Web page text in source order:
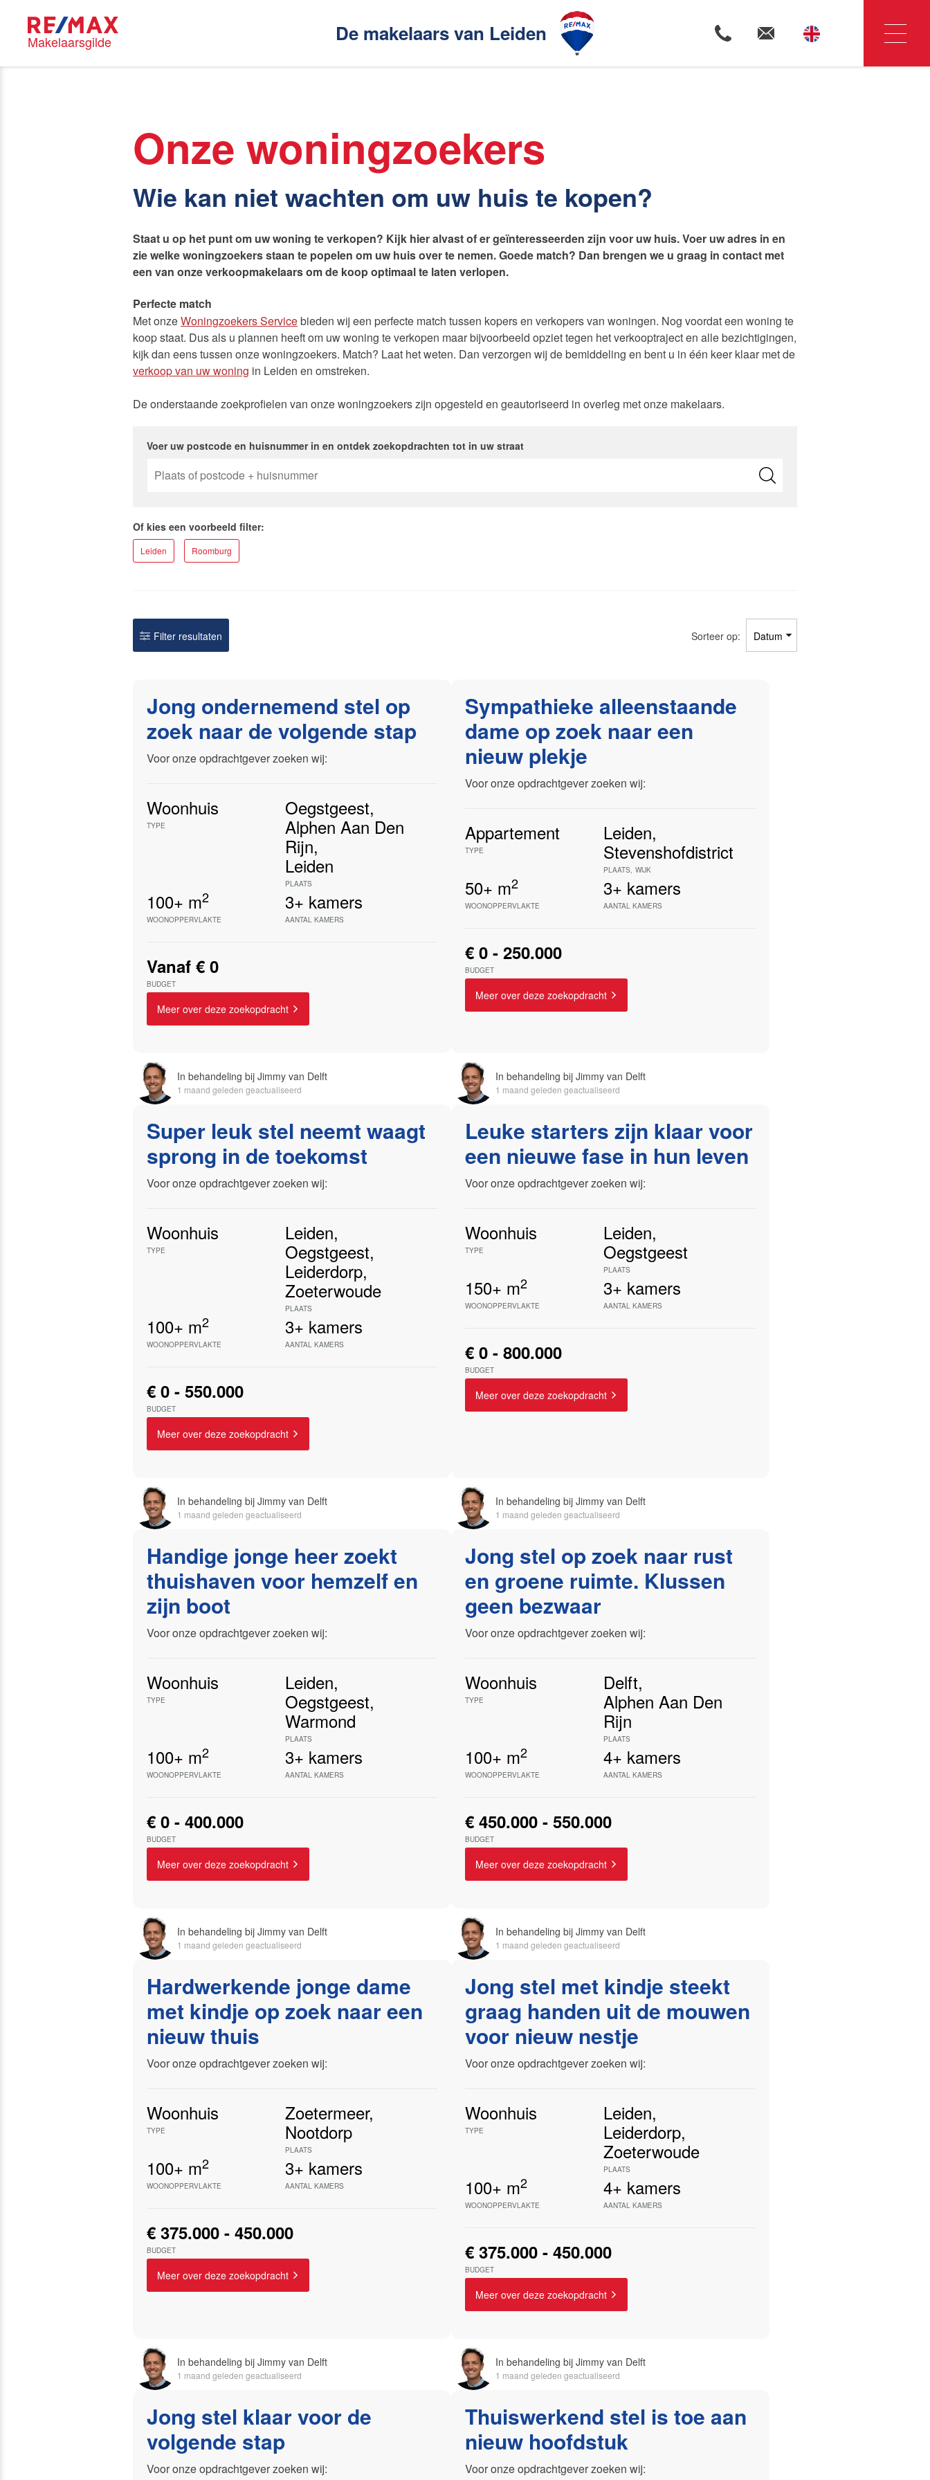
Makelaarsgilde De makelaars van Leiden
Huis kopen Huis verhuren Huis huren
Onze diensten Contact Zelfstandig makelaar worden
Nieuwe kansen voor
starters op de Leidse
Vincent de Vos
Onze woningzoekers
Wie kan niet wachten om uw huis te kopen?
Staat u op het punt om uw woning te verkopen? Kijk hier alvast of er geïnteresseerden zijn voor uw huis. Voer uw adres in en
zie welke woningzoekers staan te popelen om uw huis over te nemen. Goede match? Dan brengen we u graag in contact met
een van onze verkoopmakelaars om de koop optimaal te laten verlopen.
Perfecte match
Met onzeWoningzoekers Servicebieden wij een perfecte match tussen kopers en verkopers van woningen. Nog voordat een woning te
koop staat. Dus als u plannen heeft om uw woning te verkopen maar bijvoorbeeld opziet tegen het verkooptraject en alle bezichtigingen,
kijk dan eens tussen onze woningzoekers. Match? Laat het weten. Dan verzorgen wij de bemiddeling en bent u in één keer klaar met de
verkoop van uw woning in Leiden en omstreken.
De onderstaande zoekprofielen van onze woningzoekers zijn opgesteld en geautoriseerd in overleg met onze makelaars.
Voer uw postcode en huisnummer in en ontdek zoekopdrachten tot in uw straat
Of kies een voorbeeld filter:
Leiden Roomburg
Filter resultaten Sorteer op:
Jong ondernemend stel op
zoek naar de volgende stap
Voor onze opdrachtgever zoeken wij:
Woonhuis
TYPE
Oegstgeest,
Alphen Aan Den
Rijn,
Leiden
PLAATS
100+ m2
WOONOPPERVLAKTE
3+ kamers
AANTAL KAMERS
Vanaf € 0
BUDGET
Meer over deze zoekopdracht
In behandeling bij Jimmy van Delft
1 maand geleden geactualiseerd
Sympathieke alleenstaande
dame op zoek naar een
nieuw plekje
Voor onze opdrachtgever zoeken wij:
Appartement
TYPE
Leiden,
Stevenshofdistrict
PLAATS, WIJK
50+ m2
WOONOPPERVLAKTE
3+ kamers
AANTAL KAMERS
€ 0 - 250.000
BUDGET
Meer over deze zoekopdracht
In behandeling bij Jimmy van Delft
1 maand geleden geactualiseerd
Super leuk stel neemt waagt
sprong in de toekomst
Voor onze opdrachtgever zoeken wij:
Woonhuis
TYPE
Leiden,
Oegstgeest,
Leiderdorp,
Zoeterwoude
PLAATS
100+ m2
WOONOPPERVLAKTE
3+ kamers
AANTAL KAMERS
€ 0 - 550.000
BUDGET
Meer over deze zoekopdracht
In behandeling bij Jimmy van Delft
1 maand geleden geactualiseerd
Leuke starters zijn klaar voor
een nieuwe fase in hun leven
Voor onze opdrachtgever zoeken wij:
Woonhuis
TYPE
Leiden,
Oegstgeest
PLAATS
150+ m2
WOONOPPERVLAKTE
3+ kamers
AANTAL KAMERS
€ 0 - 800.000
BUDGET
Meer over deze zoekopdracht
In behandeling bij Jimmy van Delft
1 maand geleden geactualiseerd
Handige jonge heer zoekt
thuishaven voor hemzelf en
zijn boot
Voor onze opdrachtgever zoeken wij:
Woonhuis
TYPE
Leiden,
Oegstgeest,
Warmond
PLAATS
100+ m2
WOONOPPERVLAKTE
3+ kamers
AANTAL KAMERS
€ 0 - 400.000
BUDGET
Meer over deze zoekopdracht
In behandeling bij Jimmy van Delft
1 maand geleden geactualiseerd
Jong stel op zoek naar rust
en groene ruimte. Klussen
geen bezwaar
Voor onze opdrachtgever zoeken wij:
Woonhuis
TYPE
Delft,
Alphen Aan Den
Rijn
PLAATS
100+ m2
WOONOPPERVLAKTE
4+ kamers
AANTAL KAMERS
€ 450.000 - 550.000
BUDGET
Meer over deze zoekopdracht
In behandeling bij Jimmy van Delft
1 maand geleden geactualiseerd
Hardwerkende jonge dame
met kindje op zoek naar een
nieuw thuis
Voor onze opdrachtgever zoeken wij:
Woonhuis
TYPE
Zoetermeer,
Nootdorp
PLAATS
100+ m2
WOONOPPERVLAKTE
3+ kamers
AANTAL KAMERS
€ 375.000 - 450.000
BUDGET
Meer over deze zoekopdracht
In behandeling bij Jimmy van Delft
1 maand geleden geactualiseerd
Jong stel met kindje steekt
graag handen uit de mouwen
voor nieuw nestje
Voor onze opdrachtgever zoeken wij:
Woonhuis
TYPE
Leiden,
Leiderdorp,
Zoeterwoude
PLAATS
100+ m2
WOONOPPERVLAKTE
4+ kamers
AANTAL KAMERS
€ 375.000 - 450.000
BUDGET
Meer over deze zoekopdracht
In behandeling bij Jimmy van Delft
1 maand geleden geactualiseerd
Jong stel klaar voor de
volgende stap
Voor onze opdrachtgever zoeken wij:
Thuiswerkend stel is toe aan
nieuw hoofdstuk
Voor onze opdrachtgever zoeken wij: